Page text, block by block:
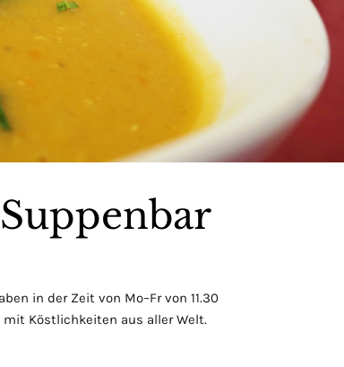
in der Zeit von Mo–Fr von 11.30
mit Köstlichkeiten aus aller Welt.